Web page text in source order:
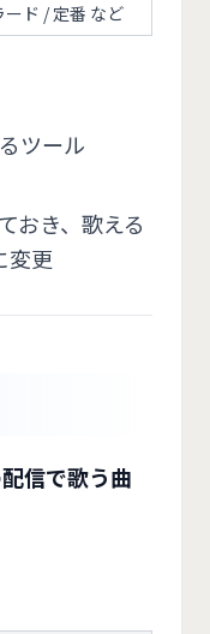
ド / 定番 など
ツール
おき、歌える
変更
信で歌う曲